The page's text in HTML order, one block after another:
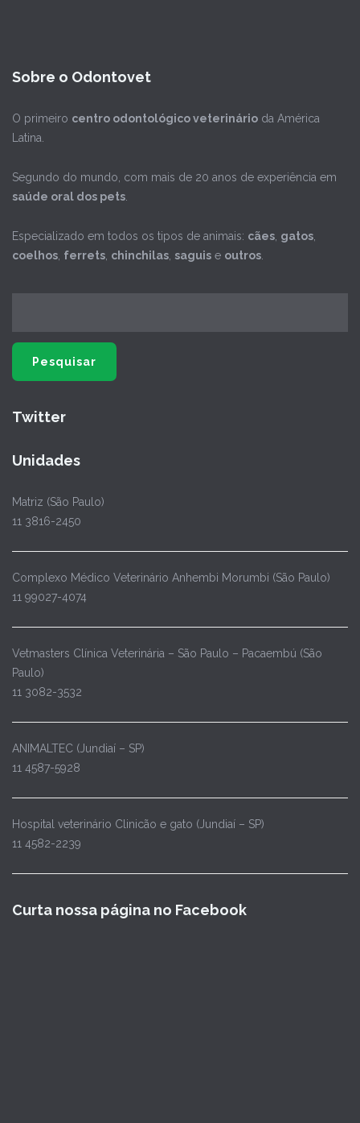
Sobre o Odontovet
O primeiro centro odontológico veterinário da América
Latina.
Segundo do mundo, com mais de 20 anos de experiência em
saúde oral dos pets.
Especializado em todos os tipos de animais: cães, gatos,
coelhos, ferrets, chinchilas, saguis e outros.
Twitter
Unidades
Matriz (São Paulo)
11 3816-2450
Complexo Médico Veterinário Anhembi Morumbi (São Paulo)
11 99027-4074
Vetmasters Clínica Veterinária – São Paulo – Pacaembú (São
Paulo)
11 3082-3532
ANIMALTEC (Jundiaí – SP)
11 4587-5928
Hospital veterinário Clinicão e gato (Jundiaí – SP)
11 4582-2239
Curta nossa página no Facebook